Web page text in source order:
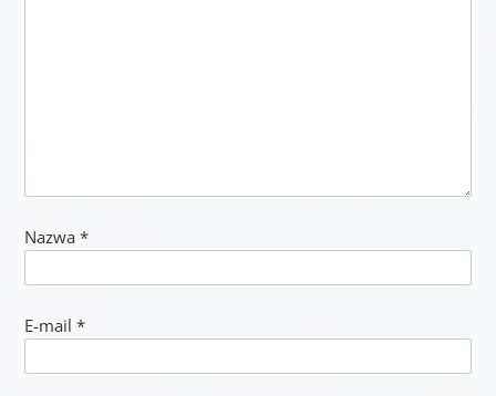
Nazwa *
E-mail *